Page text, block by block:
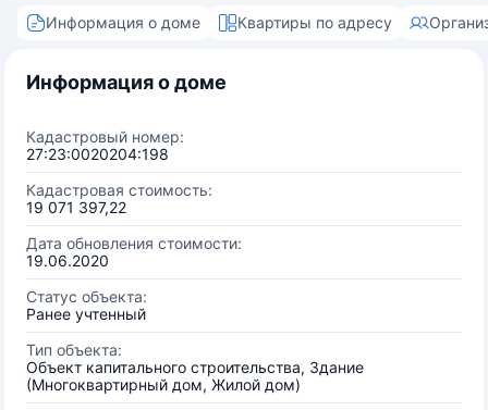
Информация о доме Квартиры по адресу
Информация о доме
Кадастровый номер:
27:23:0020204:198
Кадастровая стоимость:
19 071 397,22
Дата обновления стоимости:
19.06.2020
Статус объекта:
Ранее учтенный
Тип объекта:
Объект капитального строительства, Здание
(Многоквартирный дом, Жилой дом)